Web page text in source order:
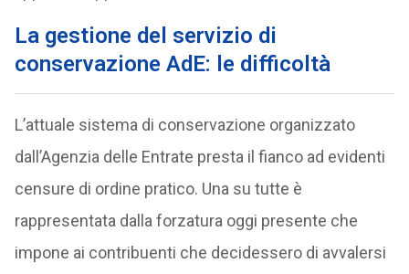
La gestione del servizio di
conservazione AdE: le difficoltà
L’attuale sistema di conservazione organizzato
dall’Agenzia delle Entrate presta il fianco ad evidenti
censure di ordine pratico. Una su tutte è
rappresentata dalla forzatura oggi presente che
impone ai contribuenti che decidessero di avvalersi